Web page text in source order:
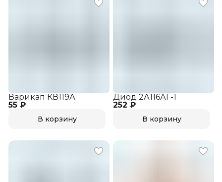
55 ₽
Варикап КВ119А
В корзину
252 ₽
Диод 2А116АГ-1
В корзину